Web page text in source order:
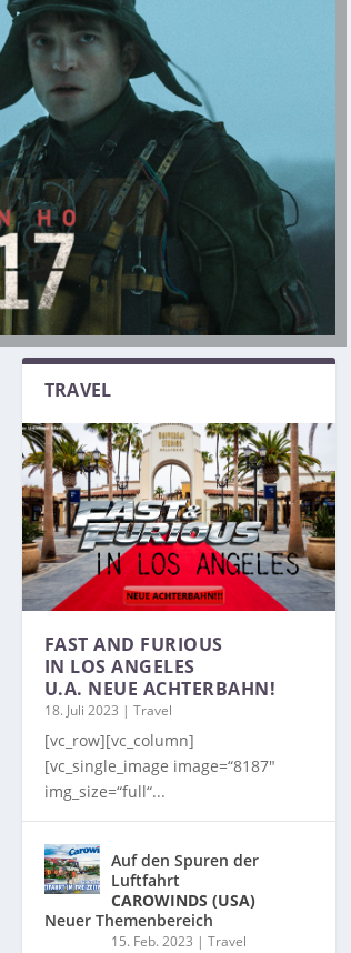
TRAVEL
FAST AND FURIOUS
IN LOS ANGELES
U.A. NEUE ACHTERBAHN!
18. Juli 2023 | Travel
[vc_row][vc_column]
[vc_single_image image=“8187″
img_size=“full“...
Auf den Spuren der
Luftfahrt
CAROWINDS (USA)
Neuer Themenbereich
15. Feb. 2023 | Travel